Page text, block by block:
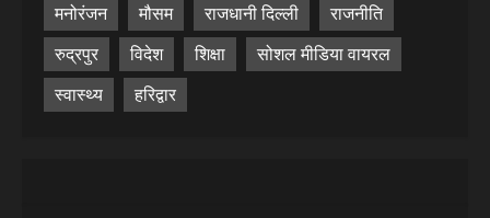
मनोरंजन
मौसम राजधानी दिल्ली
राजनीति
रुद्रपुर
विदेश शिक्षा
सोशल मीडिया वायरल
स्वास्थ्य
हरिद्वार